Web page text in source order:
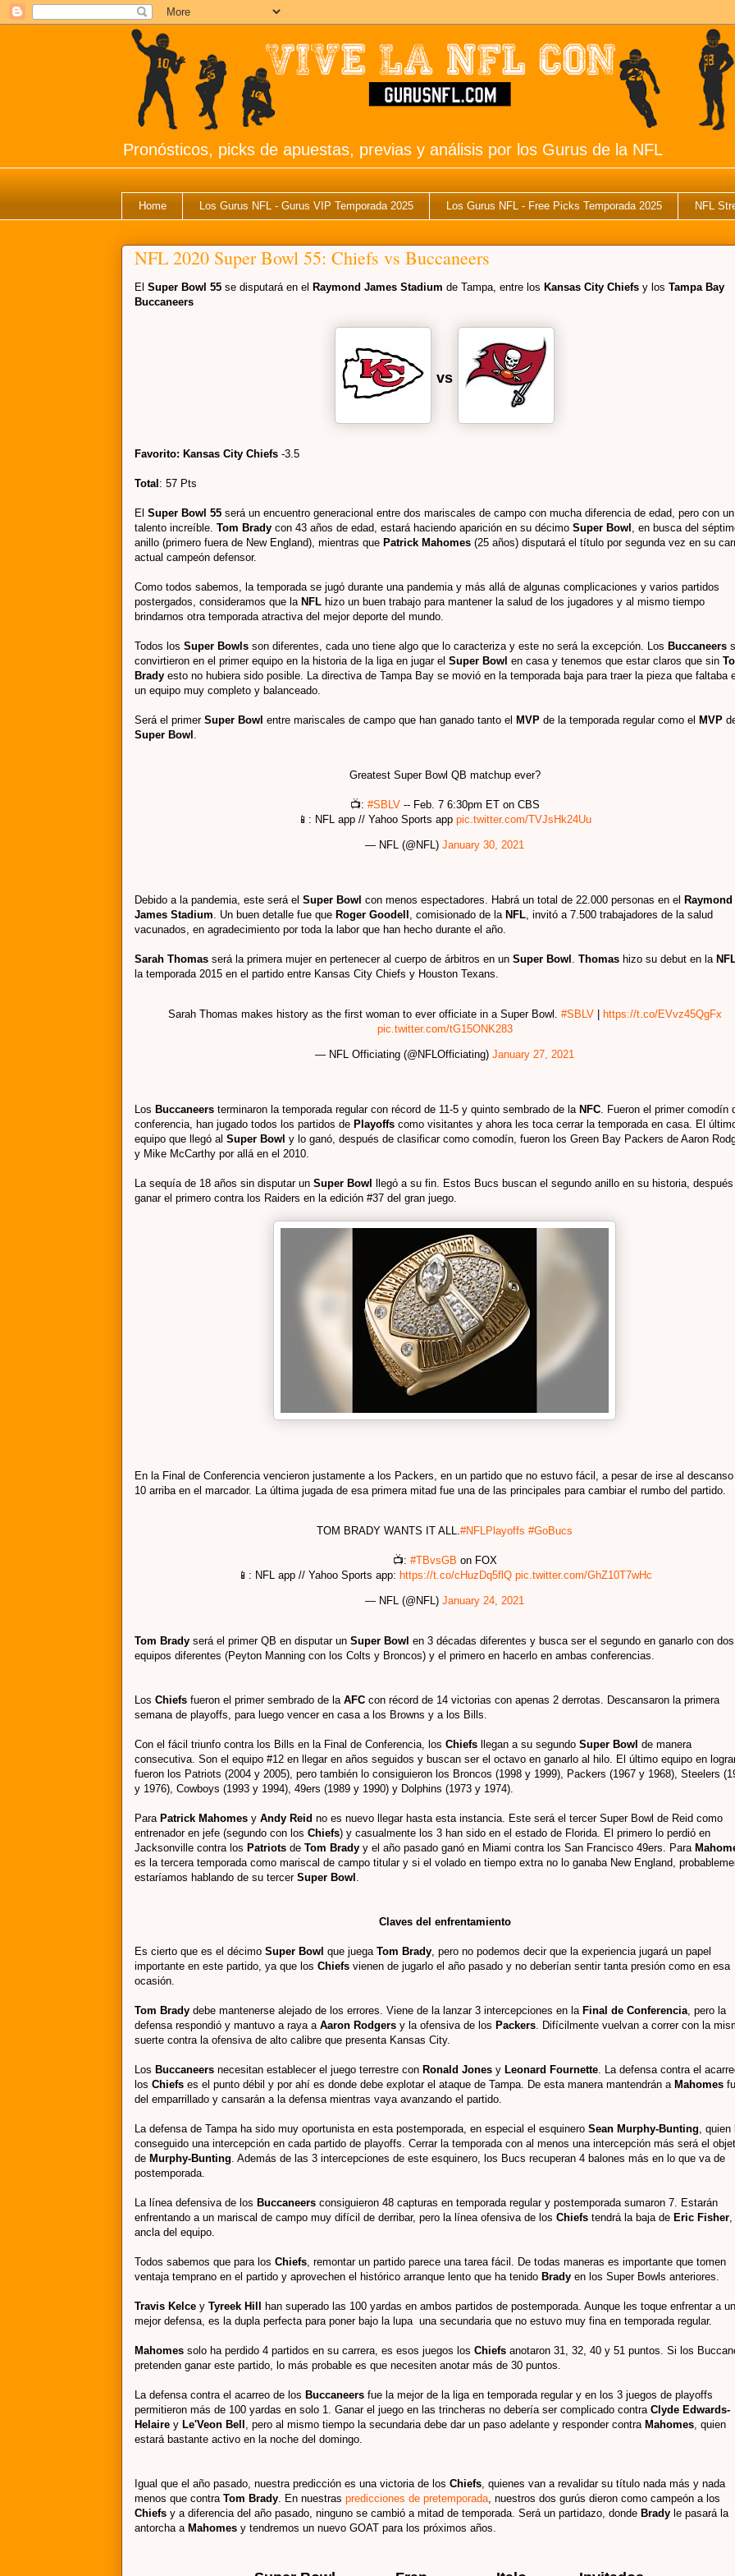
Pronósticos, picks de apuestas, previas y análisis por los Gurus de la NFL
Home Los Gurus NFL - Gurus VIP Temporada 2025 Los Gurus NFL - Free Picks Temporada 2025 NFL
NFL 2020 Super Bowl 55: Chiefs vs Buccaneers
El Super Bowl 55 se disputará en el Raymond James Stadium de Tampa, entre los Kansas City Chiefs y los Tampa Bay
Buccaneers
vs
Favorito: Kansas City Chiefs -3.5
Total: 57 Pts
El Super Bowl 55 será un encuentro generacional entre dos mariscales de campo con mucha diferencia de edad, pero con un
talento increíble. Tom Brady con 43 años de edad, estará haciendo aparición en su décimo Super Bowl , en busca del
anillo (primero fuera de New England), mientras que Patrick Mahomes (25 años) disputará el título por segunda vez en su
actual campeón defensor.
Como todos sabemos, la temporada se jugó durante una pandemia y más allá de algunas complicaciones y varios partidos
postergados, consideramos que la NFL hizo un buen trabajo para mantener la salud de los jugadores y al mismo tiempo
brindarnos otra temporada atractiva del mejor deporte del mundo.
Todos los Super Bowls son diferentes, cada uno tiene algo que lo caracteriza y este no será la excepción. Los Buccaneers
convirtieron en el primer equipo en la historia de la liga en jugar el Super Bowl en casa y tenemos que estar claros que sin
Brady esto no hubiera sido posible. La directiva de Tampa Bay se movió en la temporada baja para traer la pieza que faltaba
un equipo muy completo y balanceado.
Será el primer Super Bowl entre mariscales de campo que han ganado tanto el MVP de la temporada regular como el MVP
Super Bowl
Greatest Super Bowl QB matchup ever?
📺: #SBLV-- Feb. 7 6:30pm ET on CBS
📱: NFL app // Yahoo Sports app pic.twitter.com/TVJsHk24Uu
— NFL (@NFL) January 30, 2021
Debido a la pandemia, este será el Super Bowl con menos espectadores. Habrá un total de 22.000 personas en el Raymond
James Stadium . Un buen detalle fue que Roger Goodell , comisionado de la NFL , invitó a 7.500 trabajadores de la salud
vacunados, en agradecimiento por toda la labor que han hecho durante el año.
Sarah Thomas será la primera mujer en pertenecer al cuerpo de árbitros en un Super Bowl Thomas hizo su debut en la
la temporada 2015 en el partido entre Kansas City Chiefs y Houston Texans.
Sarah Thomas makes history as the first woman to ever officiate in a Super Bowl. #SBLV| https://t.co/EVvz45QgFx
pic.twitter.com/tG15ONK283
— NFL Officiating (@NFLOfficiating) January 27, 2021
Los Buccaneers terminaron la temporada regular con récord de 11-5 y quinto sembrado de la NFC . Fueron el primer comodín
conferencia, han jugado todos los partidos de Playoffs como visitantes y ahora les toca cerrar la temporada en casa. El
equipo que llegó al Super Bowl y lo ganó, después de clasificar como comodín, fueron los Green Bay Packers de Aaron
y Mike McCarthy por allá en el 2010.
La sequía de 18 años sin disputar un Super Bowl llegó a su fin. Estos Bucs buscan el segundo anillo en su historia,
ganar el primero contra los Raiders en la edición #37 del gran juego.
En la Final de Conferencia vencieron justamente a los Packers, en un partido que no estuvo fácil, a pesar de irse al
10 arriba en el marcador. La última jugada de esa primera mitad fue una de las principales para cambiar el rumbo del partido.
TOM BRADY WANTS IT ALL. #NFLPlayoffs #GoBucs
📺: #TBvsGB on FOX
📱: NFL app // Yahoo Sports app: https://t.co/cHuzDq5flQ pic.twitter.com/GhZ10T7wHc
— NFL (@NFL) January 24, 2021
Tom Brady será el primer QB en disputar un Super Bowl en 3 décadas diferentes y busca ser el segundo en ganarlo con dos
equipos diferentes (Peyton Manning con los Colts y Broncos) y el primero en hacerlo en ambas conferencias.
Los Chiefs fueron el primer sembrado de la AFC con récord de 14 victorias con apenas 2 derrotas. Descansaron la primera
semana de playoffs, para luego vencer en casa a los Browns y a los Bills.
Con el fácil triunfo contra los Bills en la Final de Conferencia, los Chiefs llegan a su segundo Super Bowl de manera
consecutiva. Son el equipo #12 en llegar en años seguidos y buscan ser el octavo en ganarlo al hilo. El último equipo en
fueron los Patriots (2004 y 2005), pero también lo consiguieron los Broncos (1998 y 1999), Packers (1967 y 1968), Steelers
y 1976), Cowboys (1993 y 1994), 49ers (1989 y 1990) y Dolphins (1973 y 1974).
Para Patrick Mahomes y Andy Reid no es nuevo llegar hasta esta instancia. Este será el tercer Super Bowl de Reid como
entrenador en jefe (segundo con los Chiefs) y casualmente los 3 han sido en el estado de Florida. El primero lo perdió en
Jacksonville contra los Patriots de Tom Brady y el año pasado ganó en Miami contra los San Francisco 49ers. Para
es la tercera temporada como mariscal de campo titular y si el volado en tiempo extra no lo ganaba New England,
estaríamos hablando de su tercer Super Bowl
Claves del enfrentamiento
Es cierto que es el décimo Super Bowl que juega Tom Brady , pero no podemos decir que la experiencia jugará un papel
importante en este partido, ya que los Chiefs vienen de jugarlo el año pasado y no deberían sentir tanta presión como en esa
ocasión.
Tom Brady debe mantenerse alejado de los errores. Viene de la lanzar 3 intercepciones en la Final de Conferencia , pero la
defensa respondió y mantuvo a raya a Aaron Rodgers y la ofensiva de los Packers . Difícilmente vuelvan a correr con la
suerte contra la ofensiva de alto calibre que presenta Kansas City.
Los Buccaneers necesitan establecer el juego terrestre con Ronald Jones y Leonard Fournette . La defensa contra el
los Chiefs es el punto débil y por ahí es donde debe explotar el ataque de Tampa. De esta manera mantendrán a Mahomes
del emparrillado y cansarán a la defensa mientras vaya avanzando el partido.
La defensa de Tampa ha sido muy oportunista en esta postemporada, en especial el esquinero Sean Murphy-Bunting , quien
conseguido una intercepción en cada partido de playoffs. Cerrar la temporada con al menos una intercepción más será el
de Murphy-Bunting . Además de las 3 intercepciones de este esquinero, los Bucs recuperan 4 balones más en lo que va de
postemporada.
La línea defensiva de los Buccaneers consiguieron 48 capturas en temporada regular y postemporada sumaron 7. Estarán
enfrentando a un mariscal de campo muy difícil de derribar, pero la línea ofensiva de los Chiefs tendrá la baja de Eric Fisher
ancla del equipo.
Todos sabemos que para los Chiefs , remontar un partido parece una tarea fácil. De todas maneras es importante que tomen
ventaja temprano en el partido y aprovechen el histórico arranque lento que ha tenido Brady en los Super Bowls anteriores.
Travis Kelce y Tyreek Hill han superado las 100 yardas en ambos partidos de postemporada. Aunque les toque enfrentar a
mejor defensa, es la dupla perfecta para poner bajo la lupa una secundaria que no estuvo muy fina en temporada regular.
Mahomes solo ha perdido 4 partidos en su carrera, es esos juegos los Chiefs anotaron 31, 32, 40 y 51 puntos. Si los
pretenden ganar este partido, lo más probable es que necesiten anotar más de 30 puntos.
La defensa contra el acarreo de los Buccaneers fue la mejor de la liga en temporada regular y en los 3 juegos de playoffs
permitieron más de 100 yardas en solo 1. Ganar el juego en las trincheras no debería ser complicado contra Clyde Edwards-
Helaire y Le'Veon Bell , pero al mismo tiempo la secundaria debe dar un paso adelante y responder contra Mahomes , quien
estará bastante activo en la noche del domingo.
Igual que el año pasado, nuestra predicción es una victoria de los Chiefs , quienes van a revalidar su título nada más y nada
menos que contra Tom Brady . En nuestras predicciones de pretemporada , nuestros dos gurús dieron como campeón a los
Chiefs y a diferencia del año pasado, ninguno se cambió a mitad de temporada. Será un partidazo, donde Brady le pasará la
antorcha a Mahomes y tendremos un nuevo GOAT para los próximos años.